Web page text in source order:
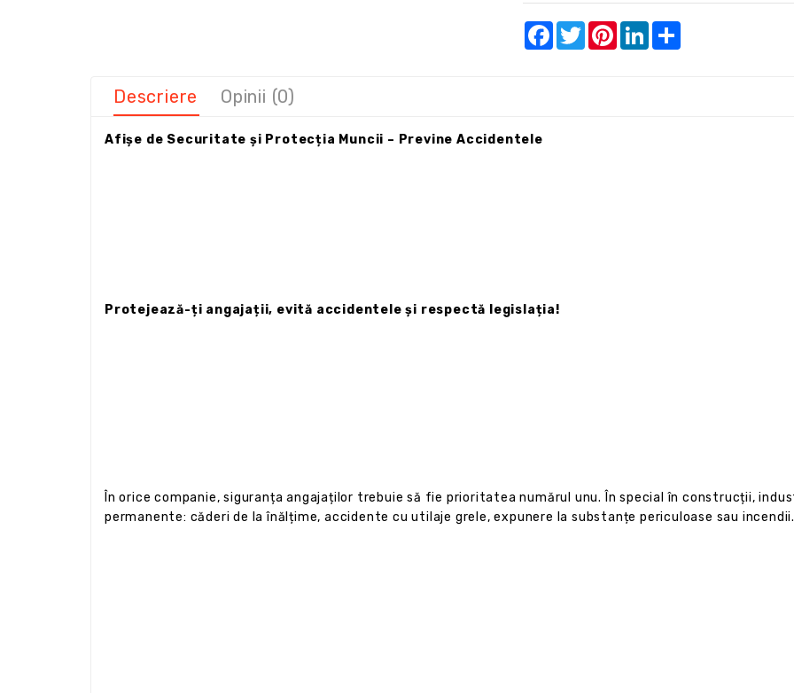
Facebook
TwitterPinterestLinkedInShare
Descriere Opinii (0)
Afișe de Securitate și Protecția Muncii – Previne Accidentele
Protejează-ți angajații, evită accidentele și respectă legislația!
În orice companie, siguranța angajaților trebuie să fie prioritatea numărul unu. În special în construcții,
permanente: căderi de la înălțime, accidente cu utilaje grele, expunere la substanțe periculoase sau incendii.